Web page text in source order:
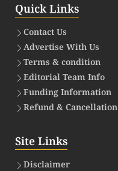
Quick Links
Contact Us
Advertise With Us
Terms & condition
Editorial Team Info
Funding Information
Refund & Cancellation
Site Links
Disclaimer